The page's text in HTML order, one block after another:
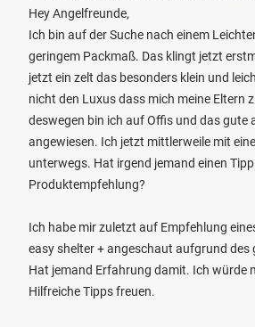
Hey Angelfreunde,
Ich bin auf der Suche nach einem
geringem Packmaß. Das klingt jetzt
jetzt ein zelt das besonders klein und
nicht den Luxus dass mich meine Eltern
deswegen bin ich auf Offis und das gute
angewiesen. Ich jetzt mittlerweile mit
unterwegs. Hat irgend jemand einen
Produktempfehlung?
Ich habe mir zuletzt auf Empfehlung
easy shelter + angeschaut aufgrund des
Hat jemand Erfahrung damit. Ich würde
Hilfreiche Tipps freuen.